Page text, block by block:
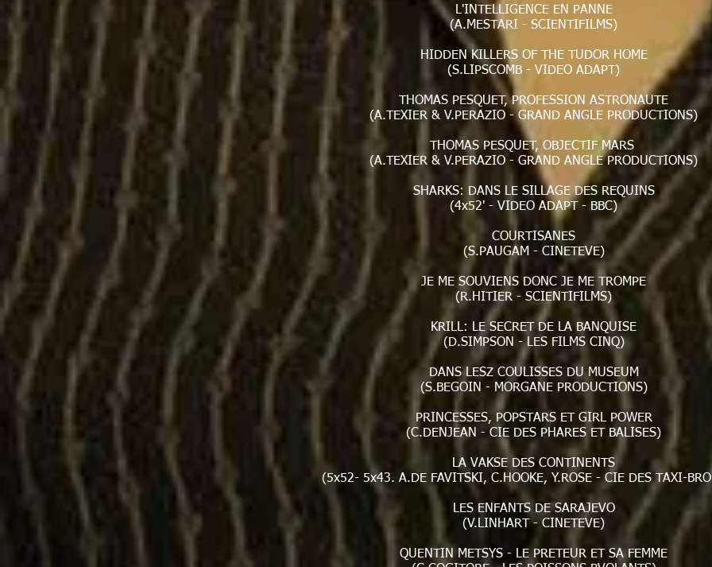
L'INTELLIGENCE EN PANNE
(A.MESTARI - SCIENTIFILMS)
HIDDEN KILLERS OF THE TUDOR HOME
(S.LIPSCOMB - VIDEO ADAPT)
THOMAS PESQUET, PROFESSION ASTRONAUTE
(A.TEXIER & V.PERAZIO - GRAND ANGLE PRODUCTIONS)
THOMAS PESQUET, OBJECTIF MARS
(A.TEXIER & V.PERAZIO - GRAND ANGLE PRODUCTIONS)
SHARKS: DANS LE SILLAGE DES REQUINS
(4x52' - VIDEO ADAPT - BBC)
COURTISANES
(S.PAUGAM - CINETEVE)
JE ME SOUVIENS DONC JE ME TROMPE
(R.HITIER - SCIENTIFILMS)
KRILL: LE SECRET DE LA BANQUISE
(D.SIMPSON - LES FILMS CINQ)
DANS LESZ COULISSES DU MUSEUM
(S.BEGOIN - MORGANE PRODUCTIONS)
PRINCESSES, POPSTARS ET GIRL POWER
(C.DENJEAN - CIE DES PHARES ET BALISES)
LA VAKSE DES CONTINENTS
(5x52- 5x43. A.DE FAVITSKI, C.HOOKE, Y.ROSE - CIE DES TAXI-
LES ENFANTS DE SARAJEVO
(V.LINHART - CINETEVE)
QUENTIN METSYS - LE PRETEUR ET SA FEMME